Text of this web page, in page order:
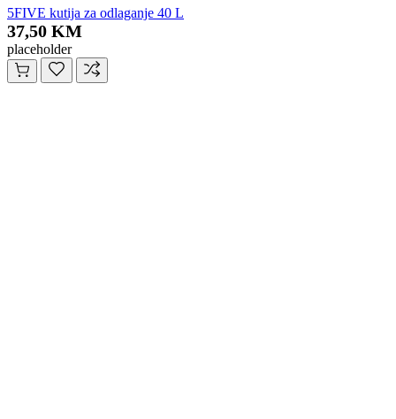
5FIVE kutija za odlaganje 40 L
37,50 KM
placeholder